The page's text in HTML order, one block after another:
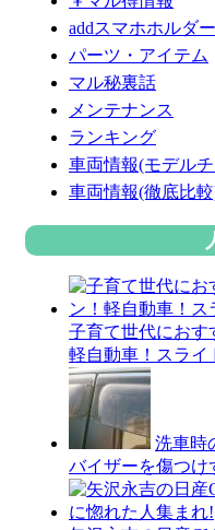
addスマホホルダ
パーツ・アイテム
マル秘裏話
メンテナンス
ランキング
車両情報(モデル
車両情報(徹底比
子育て世代におす
軽自動車！スライ
洗車時
バイザーを傷つけ